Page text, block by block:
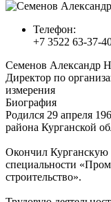
Телефон:
+7 3522 63-37-
Семенов Александр
Директор по
измерения
Биография
Родился 29 апреля
района Курганской
Окончил Курганскую
специальности
строительство».